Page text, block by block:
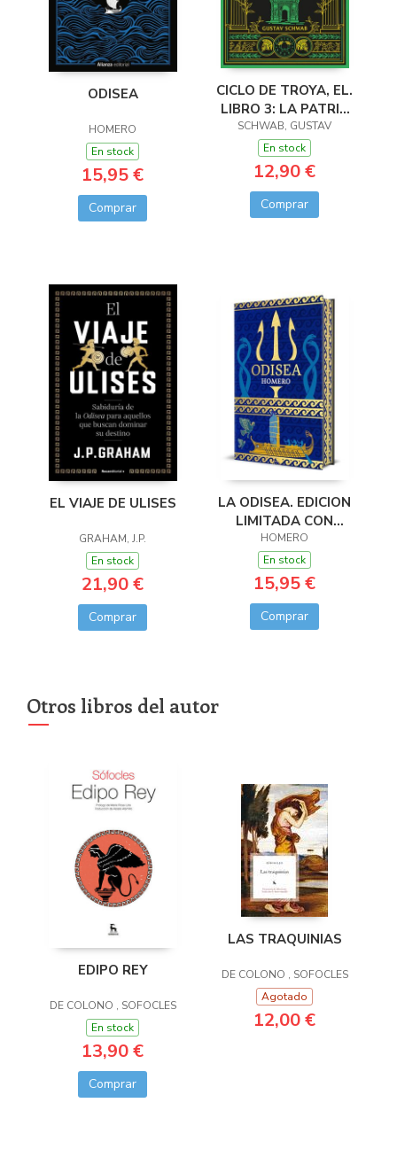
ODISEA
HOMERO
En stock
15,95 €
Comprar
CICLO DE TROYA, EL.
LIBRO 3: LA PATRIA
DE ENEAS
SCHWAB, GUSTAV
En stock
12,90 €
Comprar
EL VIAJE DE ULISES
GRAHAM, J.P.
En stock
21,90 €
Comprar
LA ODISEA. EDICION
LIMITADA CON
CANTOS
DECORADOS
HOMERO
En stock
15,95 €
Comprar
Otros libros del autor
EDIPO REY
DE COLONO , SOFOCLES
En stock
13,90 €
Comprar
LAS TRAQUINIAS
DE COLONO , SOFOCLES
Agotado
12,00 €